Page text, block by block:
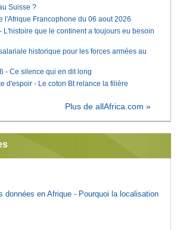
Suisse ?
l'Afrique Francophone du 06 aout 2026
L'histoire que le continent a toujours eu besoin
historique pour les forces armées au
- Ce silence qui en dit long
d'espoir - Le coton Bt relance la filière
Plus de allAfrica.com »
données en Afrique - Pourquoi la localisation